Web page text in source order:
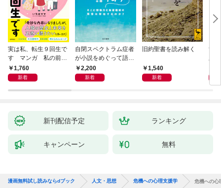
実は私、転生９回生で
す マンガ 私の前世
物語1,760
新着
自閉スペクトラム症者
が小説をめぐって語り
あう2,200
新着
旧約聖書を読み解く
1,540
新着
す
新刊配信予定 ランキング
キャンペーン 無料
漫画無料試し読みならdブック 人文・思想 危機への心理支援学 危機への心